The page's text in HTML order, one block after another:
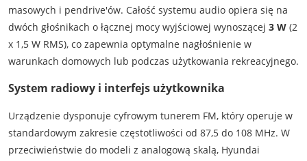
masowych i pendrive'ów. Całość systemu audio opiera się na
dwóch głośnikach o łącznej mocy wyjściowej wynoszącej 3 W(2
x 1,5 W RMS), co zapewnia optymalne nagłośnienie w
warunkach domowych lub podczas użytkowania rekreacyjnego.
System radiowy i interfejs użytkownika
Urządzenie dysponuje cyfrowym tunerem FM, który operuje w
standardowym zakresie częstotliwości od 87,5 do 108 MHz. W
przeciwieństwie do modeli z analogową skalą, Hyundai